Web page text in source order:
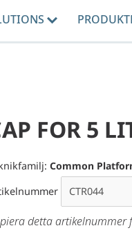
FOR 5
Common
detta